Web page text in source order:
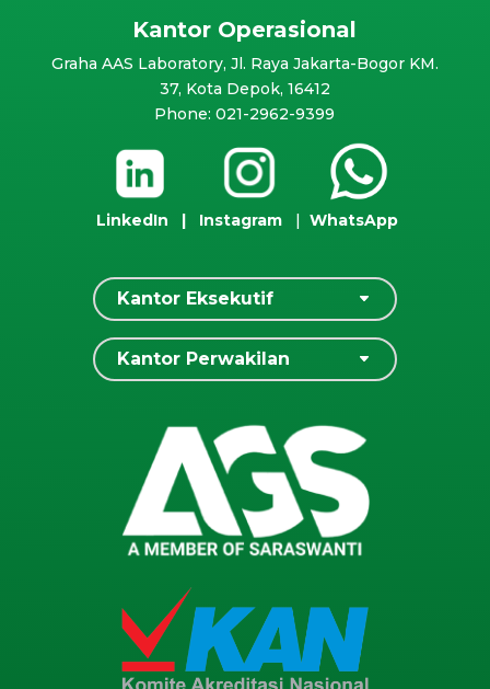
Kantor Operasional
Graha AAS Laboratory, Jl. Raya Jakarta-Bogor KM.
37, Kota Depok, 16412
Phone: 021-2962-9399
LinkedIn | Instagram| WhatsApp
Kantor Eksekutif
Kantor Perwakilan